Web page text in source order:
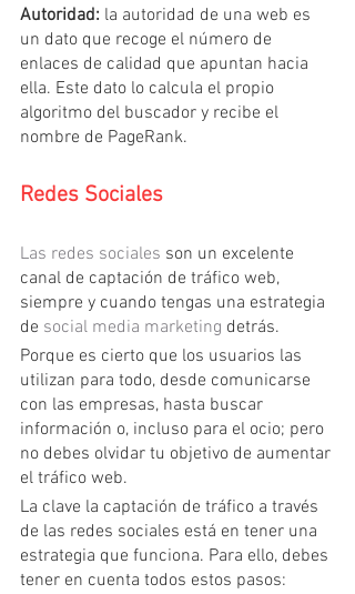
Autoridad: la autoridad de una web es
un dato que recoge el número de
enlaces de calidad que apuntan hacia
ella. Este dato lo calcula el propio
algoritmo del buscador y recibe el
nombre de PageRank.
Redes Sociales
Las redes sociales son un excelente
canal de captación de tráfico web,
siempre y cuando tengas una estrategia
de social media marketing detrás.
Porque es cierto que los usuarios las
utilizan para todo, desde comunicarse
con las empresas, hasta buscar
información o, incluso para el ocio; pero
no debes olvidar tu objetivo de aumentar
el tráfico web.
La clave la captación de tráfico a través
de las redes sociales está en tener una
estrategia que funciona. Para ello, debes
tener en cuenta todos estos pasos: